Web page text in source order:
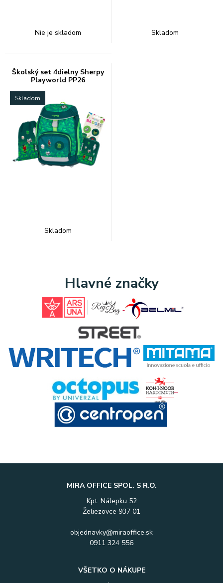
Nie je skladom Skladom
Školský set 4dielny Sherpy
Playworld PP26
Skladom
Skladom
Hlavné značky
MIRA OFFICE SPOL. S R.O.
Kpt. Nálepku 52
Želiezovce 937 01
objednavky@miraoffice.sk
0911 324 556
VŠETKO O NÁKUPE